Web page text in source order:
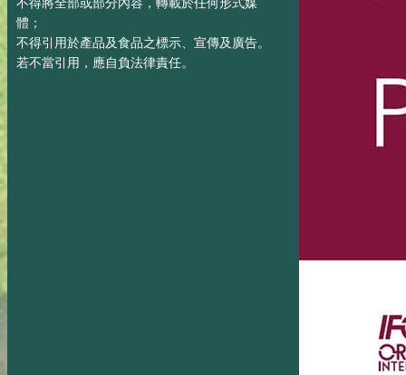
不得將全部或部分內容，轉載於任何形式媒
體；
不得引用於產品及食品之標示、宣傳及廣告。
若不當引用，應自負法律責任。